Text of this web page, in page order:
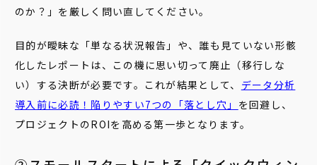
のか？」を厳しく問い直してください。
目的が曖昧な「単なる状況報告」や、誰も見ていない形骸
化したレポートは、この機に思い切って廃止（移行しな
い）する決断が必要です。これが結果として、 データ分析
導入前に必読！陥りやすい7つの「落とし穴」 を回避し、
プロジェクトのROIを高める第一歩となります。